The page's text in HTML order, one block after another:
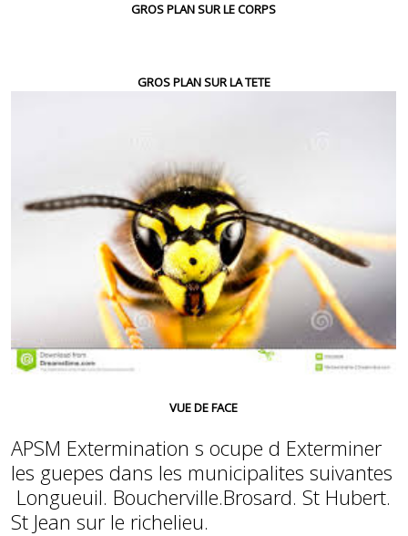
GROS PLAN SUR LE CORPS
GROS PLAN SUR LA TETE
VUE DE FACE
APSM Extermination s ocupe d Exterminer
les guepes dans les municipalites suivantes
Longueuil. Boucherville.Brosard. St Hubert.
St Jean sur le richelieu.